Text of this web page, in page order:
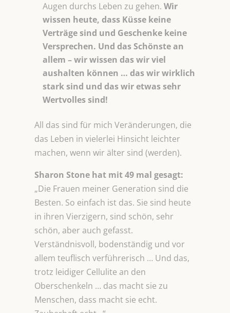
Augen durchs Leben zu gehen. Wir
wissen heute, dass Küsse keine
Verträge sind und Geschenke keine
Versprechen. Und das Schönste an
allem – wir wissen das wir viel
aushalten können … das wir wirklich
stark sind und das wir etwas sehr
Wertvollessind!
All das sind für mich Veränderungen, die
das Leben in vielerlei Hinsicht leichter
machen, wenn wir älter sind (werden).
Sharon Stone hat mit 49 mal gesagt:
„Die Frauen meiner Generation sind die
Besten. So einfach ist das. Sie sind heute
in ihren Vierzigern, sind schön, sehr
schön, aber auch gefasst.
Verständnisvoll, bodenständig und vor
allem teuflisch verführerisch … Und das,
trotz leidiger Cellulite an den
Oberschenkeln … das macht sie zu
Menschen, dass macht sie echt.